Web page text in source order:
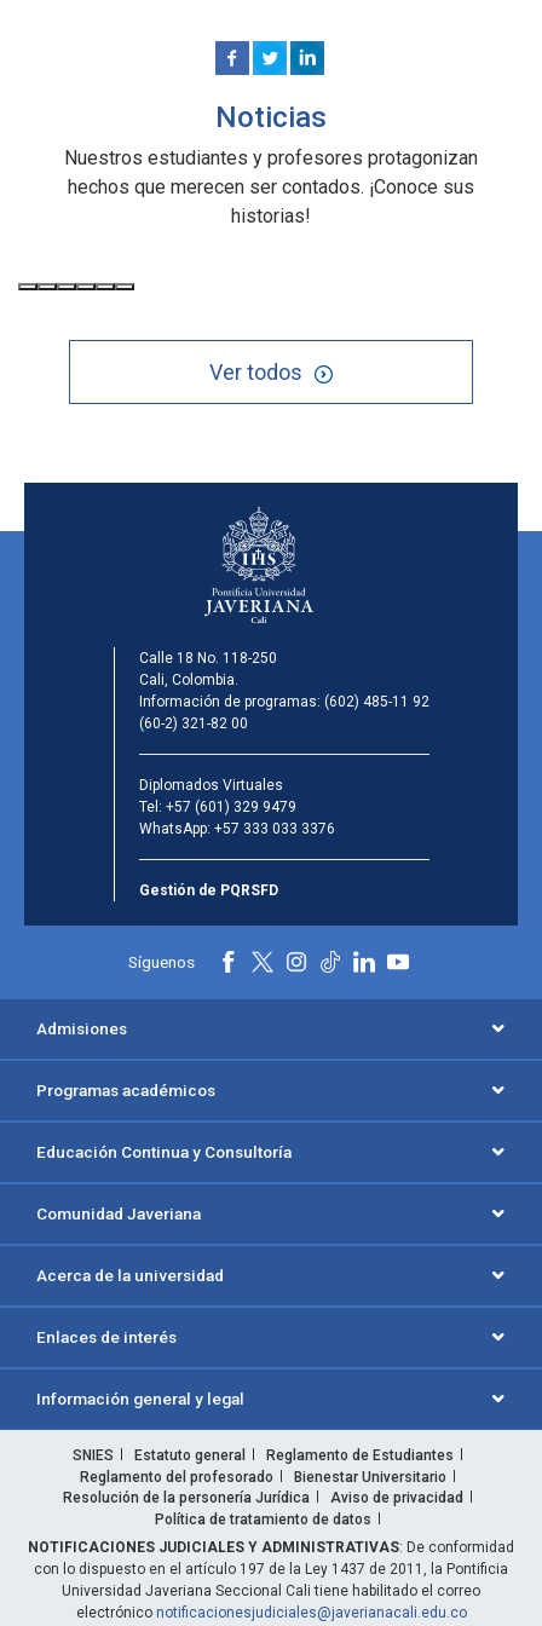
Noticias
Nuestros estudiantes y profesores protagonizan
hechos que merecen ser contados. ¡Conoce sus
historias!
Ver todos
Calle 18 No. 118-250
Cali, Colombia.
Información de programas: (602) 485-11 92
(60-2) 321-82 00
Diplomados Virtuales
Tel: +57 (601) 329 9479
WhatsApp: +57 333 033 3376
Gestión de PQRSFD
Síguenos
Admisiones
Programas académicos
Educación Continua y Consultoría
Comunidad Javeriana
Acerca de la universidad
Enlaces de interés
Información general y legal
SNIES Estatuto general
Reglamento de Estudiantes
Reglamento del profesorado
Bienestar Universitario
Resolución de la personería Jurídica
Aviso de privacidad
Política de tratamiento de datos
NOTIFICACIONES JUDICIALES Y ADMINISTRATIVAS: De conformidad
con lo dispuesto en el artículo 197 de la Ley 1437 de 2011, la Pontificia
Universidad Javeriana Seccional Cali tiene habilitado el correo
electrónico notificacionesjudiciales@javerianacali.edu.co